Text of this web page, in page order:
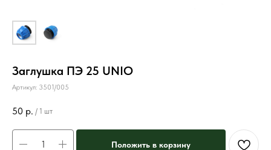
Заглушка ПЭ 25 UNIO
Артикул: 3501/005
50 р. / 1 шт
Положить в корзину